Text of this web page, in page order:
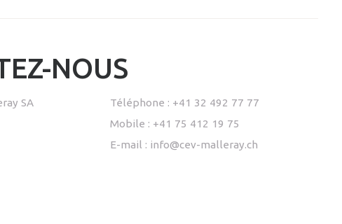
NOUS
SA
Téléphone : +41 32 492 77 77
Mobile : +41 75 412 19 75
E-mail : info@cev-malleray.ch